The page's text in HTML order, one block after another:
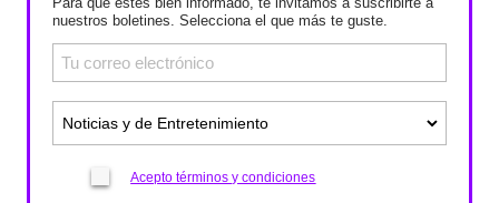
nuestros boletines. Selecciona el que más te guste.
Acepto términos y condiciones